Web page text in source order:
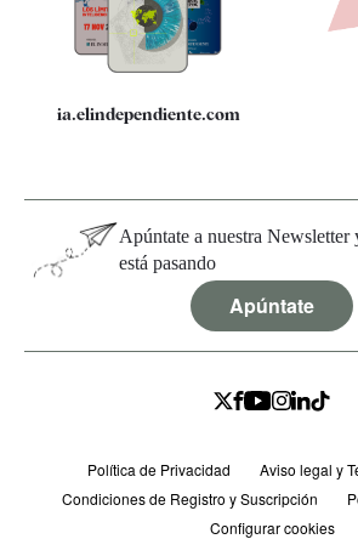
Especificaciones
ia.elindependiente.com
Apúntate a nuestra Newsletter
está pasando
Apúntate
Política de Privacidad
Aviso legal y
Condiciones de Registro y Suscripción
Configurar cookies